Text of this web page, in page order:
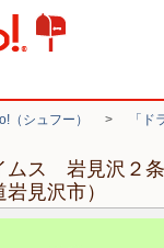
（シュフー） > 「
ムス 岩見沢２
見沢市）